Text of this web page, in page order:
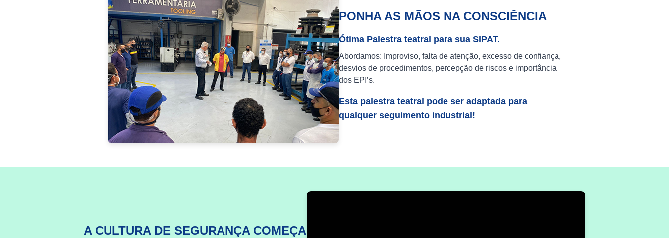
PONHA AS MÃOS NA CONSCIÊNCIA
Ótima Palestra teatral para sua SIPAT.
Abordamos: Improviso, falta de atenção, excesso de confiança,
desvios de procedimentos, percepção de riscos e importância
dos EPI’s.
Esta palestra teatral pode ser adaptada para
qualquer seguimento industrial!
A CULTURA DE SEGURANÇA COMEÇA